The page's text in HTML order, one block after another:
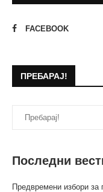
FACEBOOK
ПРЕБАРАЈ!
Последни
Предвремени избори за